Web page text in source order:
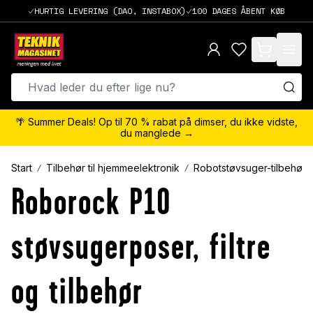
HURTIG LEVERING (DAO, INSTABOX) 100 DAGES ÅBENT KØB
items in cart,
🌴 Summer Deals! Op til 70 % rabat på dimser, du ikke vidste,
du manglede →
Start Tilbehør til hjemmeelektronik Robotstøvsuger-tilbehør
Roborock P10
støvsugerposer, filtre
og tilbehør